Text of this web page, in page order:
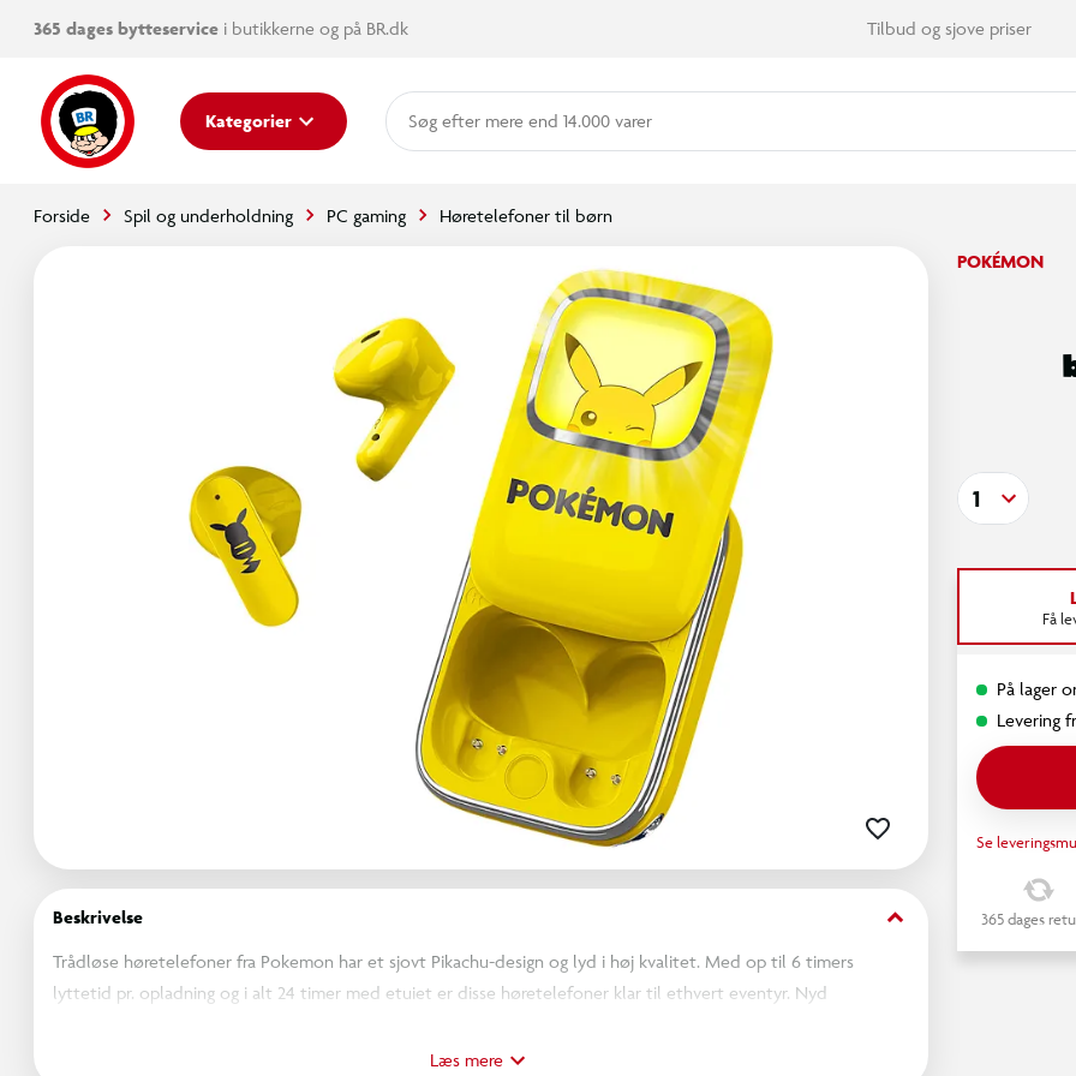
365 dages bytteservice i butikkerne og på BR.dk Tilbud og sjove priser
Kategorier mere end 14.000 varer
Forside Spil og underholdning PC gaming Høretelefoner til børn
Beskrivelse keyboard_arrow_down
Trådløse høretelefoner fra Pokemon har et sjovt Pikachu-design og lyd i høj kvalitet. Med op til 6 timers
lyttetid pr. opladning og i alt 24 timer med etuiet er disse høretelefoner klar til ethvert eventyr. Nyd
giver dig mulighed for at afspille, pause, springe numre over og besvare eller afvise opkald uden besvær. Disse
Læs mere
POKÉMON
1
Få
På lager
Levering
Se
365 dages